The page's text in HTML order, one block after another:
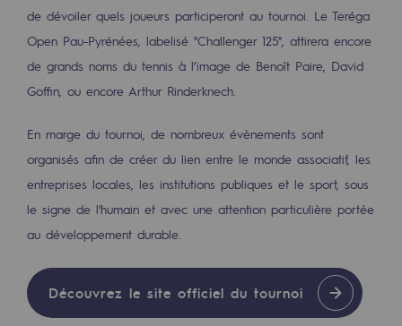
Captage de CO2
Nouveaux usages
Concertations CH4, H2 et CO2
Espace pédagogique
Espace pédagogique
2050 : un monde d’énergies
Objectif Hydrogène
CCUS Objectif Zéro CO2
Objectif Biométhane
de dévoiler quels joueurs participeront au tournoi. Le Teréga
Open Pau-Pyrénées, labelisé "Challenger 125", attirera encore
de grands noms du tennis à l’image de Benoît Paire, David
Goffin, ou encore Arthur Rinderknech.
En marge du tournoi, de nombreux évènements sont
organisés afin de créer du lien entre le monde associatif, les
entreprises locales, les institutions publiques et le sport, sous
le signe de l'humain et avec une attention particulière portée
au développement durable.
Découvrez le site officiel du tournoi